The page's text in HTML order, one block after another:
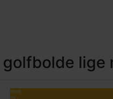
lige
SPAR
79,-